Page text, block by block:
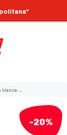
mtb
-20%